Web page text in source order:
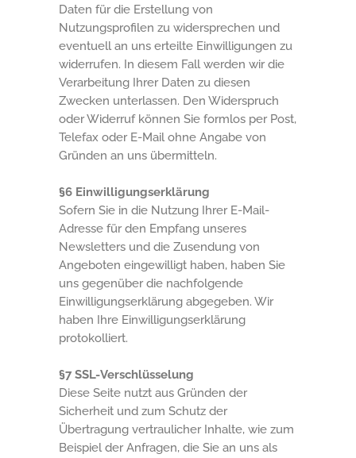
Daten für die Erstellung von
Nutzungsprofilen zu widersprechen und
eventuell an uns erteilte Einwilligungen zu
widerrufen. In diesem Fall werden wir die
Verarbeitung Ihrer Daten zu diesen
Zwecken unterlassen. Den Widerspruch
oder Widerruf können Sie formlos per Post,
Telefax oder E-Mail ohne Angabe von
Gründen an uns übermitteln.
§6 Einwilligungserklärung
Sofern Sie in die Nutzung Ihrer E-Mail-
Adresse für den Empfang unseres
Newsletters und die Zusendung von
Angeboten eingewilligt haben, haben Sie
uns gegenüber die nachfolgende
Einwilligungserklärung abgegeben. Wir
haben Ihre Einwilligungserklärung
protokolliert.
§7 SSL-Verschlüsselung
Diese Seite nutzt aus Gründen der
Sicherheit und zum Schutz der
Übertragung vertraulicher Inhalte, wie zum
Beispiel der Anfragen, die Sie an uns als